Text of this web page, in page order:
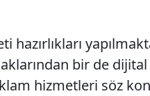
hazırlıkları
bir de dijital
hizmetleri söz